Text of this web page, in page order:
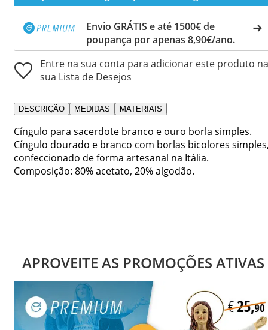
Envio GRÁTIS e até 1500€ de
poupança por apenas 8,90€/ano.
Entre na sua conta para adicionar este produto na
sua Lista de Desejos
DESCRIÇÃO MEDIDAS MATERIAIS
Cíngulo para sacerdote branco e ouro borla simples.
Cíngulo dourado e branco com borlas bicolores
confeccionado de forma artesanal na Itália.
Composição: 80% acetato, 20% algodão.
APROVEITE AS PROMOÇÕES ATIVAS